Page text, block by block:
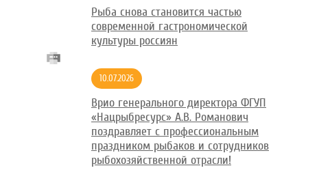
Рыба снова становится частью
современной гастрономической
культуры россиян
10.07.2026
Врио генерального директора ФГУП
«Нацрыбресурс» А.В. Романович
поздравляет с профессиональным
праздником рыбаков и сотрудников
рыбохозяйственной отрасли!